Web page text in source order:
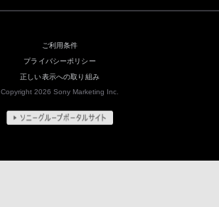
ご利用条件
プライバシーポリシー
正しい表示への取り組み
Copyright 2026 Sony Marketing Inc.